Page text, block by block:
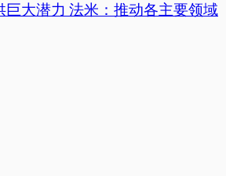
大潜力 法米：推动各主要领域